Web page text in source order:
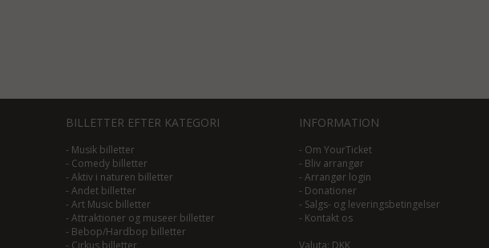
BILLETTER EFTER KATEGORI
- Musik billetter
- Comedy billetter
- Aktiv i naturen billetter
- Andet billetter
- Art Music billetter
- Attraktioner og museer billetter
- Bebop/Hardbop billetter
- Cirkus billetter
INFORMATION
- Om YourTicket
- Bliv arrangør
- Arrangør login
- Donationer
- Salgs- og leveringsbetingelser
- Kontakt os
Valuta: DKK